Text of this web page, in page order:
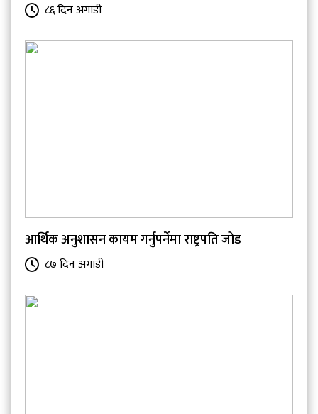
८६ दिन अगाडी
आर्थिक अनुशासन कायम गर्नुपर्नेमा राष्ट्रपति जोड
८७ दिन अगाडी